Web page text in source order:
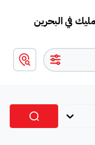
في البحرين